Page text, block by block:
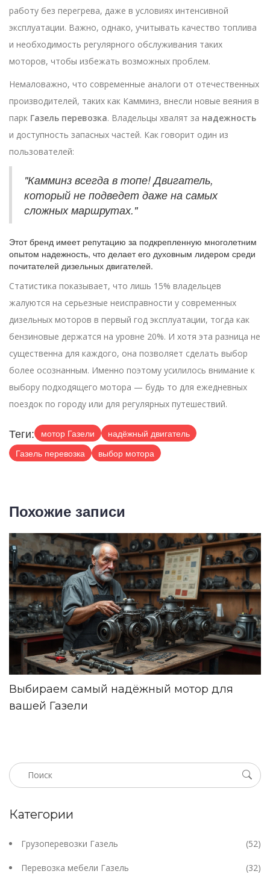
работу без перегрева, даже в условиях интенсивной
эксплуатации. Важно, однако, учитывать качество топлива
и необходимость регулярного обслуживания таких
моторов, чтобы избежать возможных проблем.
Немаловажно, что современные аналоги от отечественных
производителей, таких как Камминз, внесли новые веяния в
парк Газель перевозка. Владельцы хвалят за надежность
и доступность запасных частей. Как говорит один из
пользователей:
"Камминз всегда в топе! Двигатель,
который не подведет даже на самых
сложных маршрутах."
Этот бренд имеет репутацию за подкрепленную многолетним
опытом надежность, что делает его духовным лидером среди
почитателей дизельных двигателей.
Статистика показывает, что лишь 15% владельцев
жалуются на серьезные неисправности у современных
дизельных моторов в первый год эксплуатации, тогда как
бензиновые держатся на уровне 20%. И хотя эта разница не
существенна для каждого, она позволяет сделать выбор
более осознанным. Именно поэтому усилилось внимание к
выбору подходящего мотора — будь то для ежедневных
поездок по городу или для регулярных путешествий.
Теги: мотор Газели
надёжный двигатель
Газель перевозка
выбор мотора
Похожие записи
Выбираем самый надёжный мотор для
вашей Газели
Категории
Грузоперевозки Газель (52)
Перевозка мебели Газель (32)